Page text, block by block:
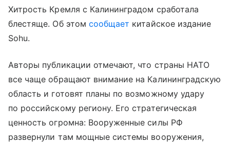
Хитрость Кремля с Калининградом сработала
блестяще. Об этом сообщает китайское издание
Sohu.
Авторы публикации отмечают, что страны НАТО
все чаще обращают внимание на Калининградскую
область и готовят планы по возможному удару
по российскому региону. Его стратегическая
ценность огромна: Вооруженные силы РФ
развернули там мощные системы вооружения,